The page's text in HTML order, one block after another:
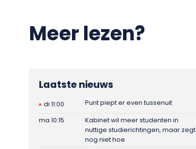
Meer lezen?
Laatste nieuws
di 11:00
Punt piept er even tussenuit
ma 10:15
Kabinet wil meer studenten in
nuttige studierichtingen, maar zegt
nog niet hoe